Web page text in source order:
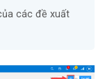
các đề xuất